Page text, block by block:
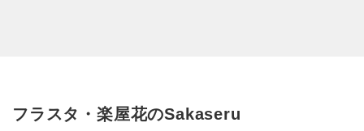
フラスタ・楽屋花のSakaseru